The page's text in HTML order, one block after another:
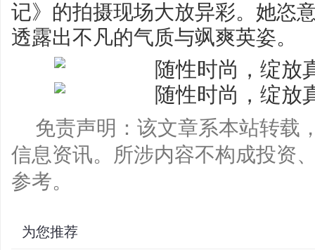
记》的拍摄现场大放异彩。她恣
透露出不凡的气质与飒爽英姿。
免责声明：该文章系本站转载
信息资讯。所涉内容不构成投资
参考。
为您推荐